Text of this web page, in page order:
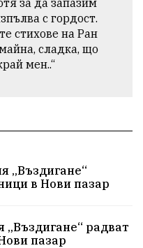
с гордост.
стихове на Ран
сладка, що
мен..“
„Въздигане“
в Нови пазар
радват
пазар